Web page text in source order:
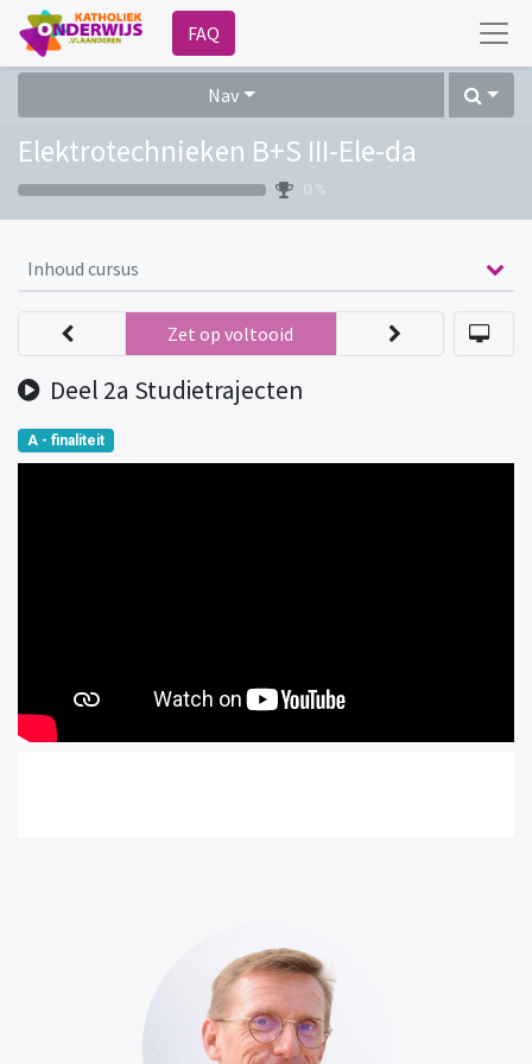
FAQ
Nav
Elektrotechnieken B+S III-Ele-da
0 %
Inhoud cursus
Deel 2a Studietrajecten
Zet op voltooid
A - finaliteit